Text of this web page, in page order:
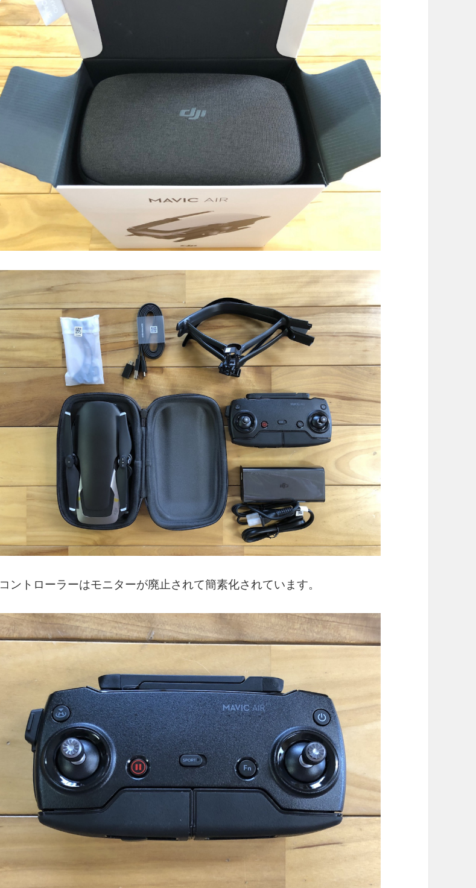
コントローラーはモニターが廃止されて簡素化されています。